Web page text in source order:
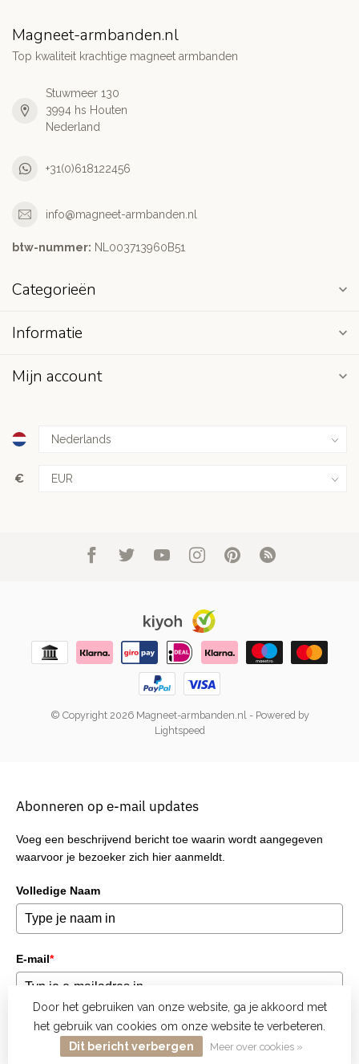
Magneet-armbanden.nl
Top kwaliteit krachtige magneet armbanden
Stuwmeer 130
3994 hs Houten
Nederland
+31(0)618122456
info@magneet-armbanden.nl
btw-nummer: NL003713960B51
Categorieën
Informatie
Mijn account
€
© Copyright 2026 Magneet-armbanden.nl- Powered by
Lightspeed
Door het gebruiken van onze website, ga je akkoord met
het gebruik van cookies om onze website te verbeteren.
Dit bericht verbergen
Meer over cookies »
Abonneren op e-mail updates
Voeg een beschrijvend bericht toe waarin wordt aangegeven
waarvoor je bezoeker zich hier aanmeldt.
Volledige Naam
E-mail*
Verzend